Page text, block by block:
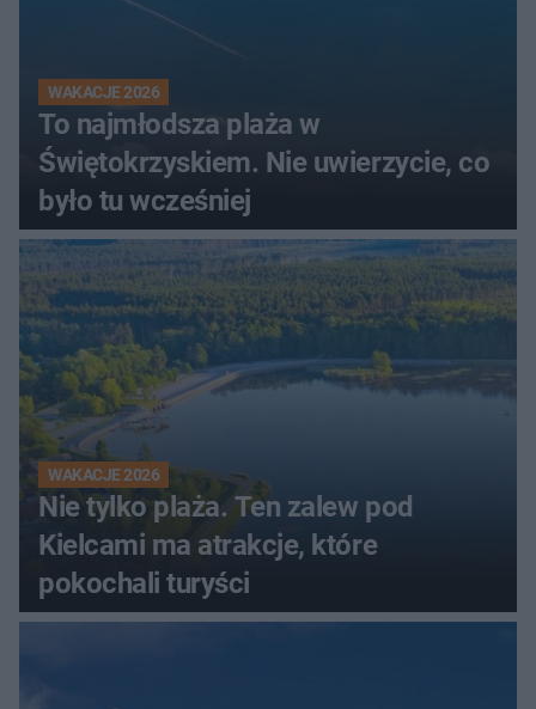
WAKACJE 2026
To najmłodsza plaża w
Świętokrzyskiem. Nie uwierzycie, co
było tu wcześniej
WAKACJE 2026
Nie tylko plaża. Ten zalew pod
Kielcami ma atrakcje, które
pokochali turyści